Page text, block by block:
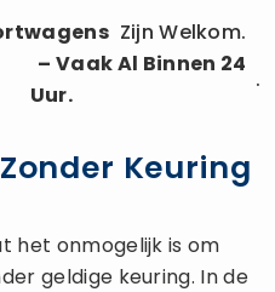
Zijn Welkom.
– Vaak Al Binnen 24
Uur.
.
Keuring
het onmogelijk is om
geldige keuring. In de